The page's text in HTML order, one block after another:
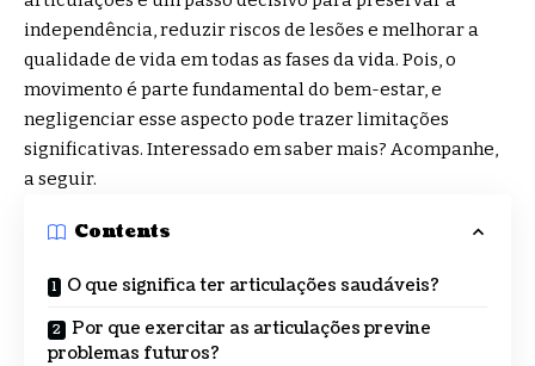
independência, reduzir riscos de lesões e melhorar a
qualidade de vida em todas as fases da vida. Pois, o
movimento é parte fundamental do bem-estar, e
negligenciar esse aspecto pode trazer limitações
significativas. Interessado em saber mais? Acompanhe,
a seguir.
Contents
O que significa ter articulações saudáveis?
Por que exercitar as articulações previne
problemas futuros?